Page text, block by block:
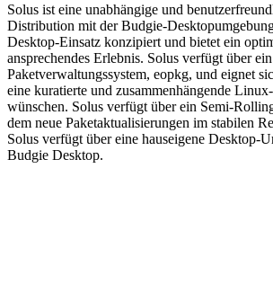
Solus ist eine unabhängige und
Distribution mit der Budgie-
Desktop-Einsatz konzipiert und bietet ein
ansprechendes Erlebnis. Solus verfügt über
Paketverwaltungssystem, eopkg, und eignet
eine kuratierte und zusammenhängende
wünschen. Solus verfügt über ein Semi-
dem neue Paketaktualisierungen im stabilen
Solus verfügt über eine hauseigene Desktop-
Budgie Desktop.